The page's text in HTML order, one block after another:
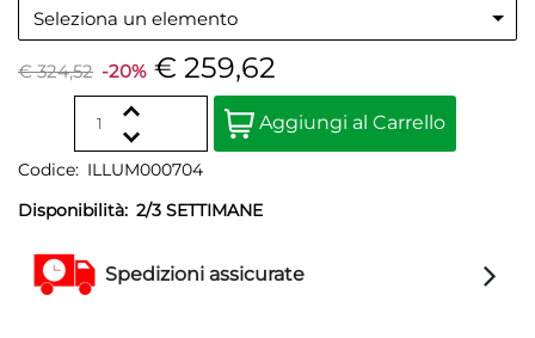
Seleziona un elemento
€ 324,52 -20% € 259,62
Quantità
Aggiungi al Carrello
Codice: ILLUM000704
Disponibilità: 2/3 SETTIMANE
Spedizioni assicurate